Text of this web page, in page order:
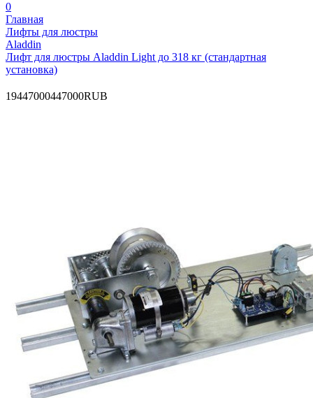
0
Главная
Лифты для люстры
Aladdin
Лифт для люстры Aladdin Light до 318 кг (стандартная
установка)
19447000447000RUB